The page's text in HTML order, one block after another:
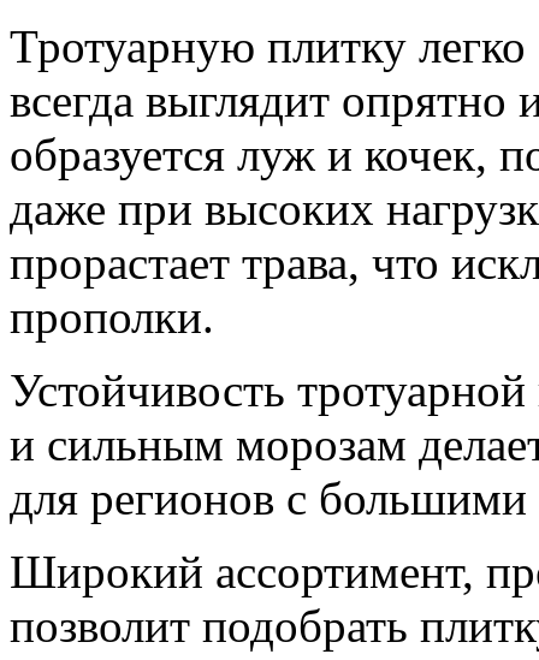
Тротуарную плитку легко
всегда выглядит опрятно
образуется луж и кочек,
даже при высоких
прорастает трава, что
прополки.
Устойчивость
и сильным морозам
для регионов с
Широкий ассортимент,
позволит подобрать